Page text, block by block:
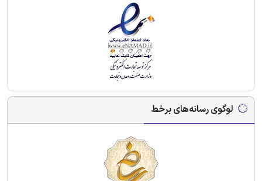
لوگوی رسانه‌های برخط